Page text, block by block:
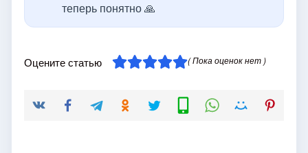
теперь понятно 🙏
Оцените статью ( Пока оценок нет )